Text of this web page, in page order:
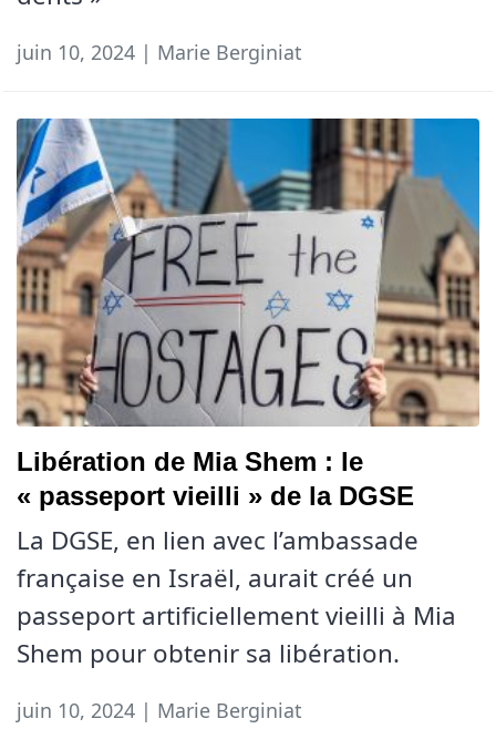
juin 10, 2024 | Marie Berginiat
Libération de Mia Shem : le
« passeport vieilli » de la DGSE
La DGSE, en lien avec l’ambassade
française en Israël, aurait créé un
passeport artificiellement vieilli à Mia
Shem pour obtenir sa libération.
juin 10, 2024 | Marie Berginiat